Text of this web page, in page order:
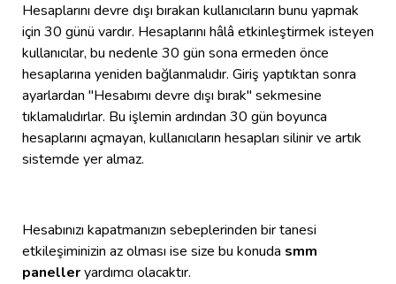
Hesaplarını devre dışı bırakan kullanıcıların bunu yapmak
için 30 günü vardır. Hesaplarını hâlâ etkinleştirmek isteyen
kullanıcılar, bu nedenle 30 gün sona ermeden önce
hesaplarına yeniden bağlanmalıdır. Giriş yaptıktan sonra
ayarlardan "Hesabımı devre dışı bırak" sekmesine
tıklamalıdırlar. Bu işlemin ardından 30 gün boyunca
hesaplarını açmayan, kullanıcıların hesapları silinir ve artık
sistemde yer almaz.
Hesabınızı kapatmanızın sebeplerinden bir tanesi
etkileşiminizin az olması ise size bu konuda smm
panelleryardımcı olacaktır.